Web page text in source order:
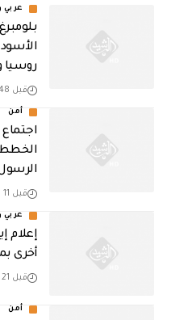
عربي
روسيا
قبل 48 ثانية
أمن
الخطط
قبل 11 دقيقة
عربي
إعلام
أخرى
قبل 21 دقيقة
أمن